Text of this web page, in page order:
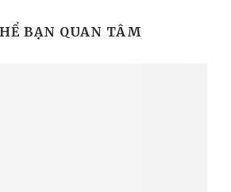
BẠN QUAN TÂM